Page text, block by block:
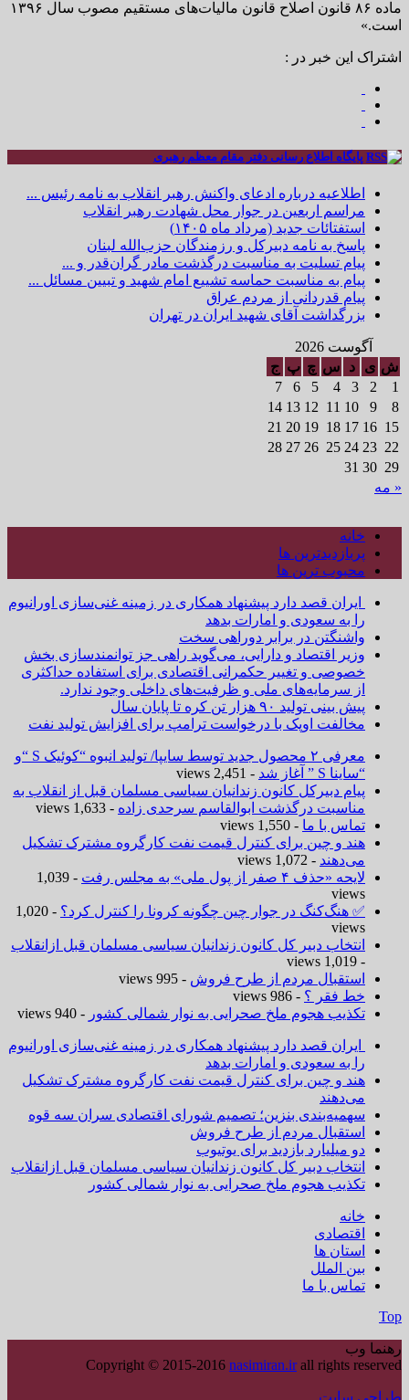
ماده ۸۶ قانون اصلاح قانون مالیات‌های مستقیم مصوب سال ۱۳۹۶
است.»
اشتراک این خبر در :
پایگاه اطلاع رسانی دفتر مقام معظم رهبری
اطلاعیه درباره ادعای واکنش رهبر انقلاب به نامه رئیس ...
مراسم اربعین در جوار محل شهادت رهبر انقلاب
استفتائات جدید (مرداد ماه ۱۴۰۵)
پاسخ به نامه دبیرکل و رزمندگان حزب‌الله لبنان
پیام تسلیت به مناسبت درگذشت مادر گران‌قدر و ...
پیام به مناسبت حماسه تشییع امام شهید و تبیین مسائل ...
پیام قدردانی از مردم عراق
بزرگداشت آقای شهید ایران در تهران
آگوست 2026
ش ی د س چ پ ج
1
2
3
4
5
6
7
8
9
10
11
12
13
14
15
16
17
18
19
20
21
22
23
24
25
26
27
28
29
30
31
« مه
خانه
پربازدیدترین ها
محبوب ترین ها
ایران قصد دارد پیشنهاد همکاری در زمینه غنی‌سازی اورانیوم
را به سعودی و امارات بدهد
واشنگتن در برابر دوراهی سخت
وزیر اقتصاد و دارایی، می‌گوید راهی جز توانمندسازی بخش
خصوصی و تغییر حکمرانی اقتصادی برای استفاده حداکثری
از سرمایه‌های ملی و ظرفیت‌های داخلی وجود ندارد.
پیش بینی تولید ۹۰ هزار تن کره تا پایان سال
مخالفت اوپک با درخواست ترامپ برای افزایش تولید نفت
معرفی ۲ محصول جدید توسط سایپا/ تولید انبوه “کوئیک S “و
“ساینا S ” آغاز شد
- 2,451 views
پیام دبیرکل کانون زندانیان سیاسی مسلمان قبل از انقلاب به
مناسبت درگذشت ابوالقاسم سرحدی زاده - 1,633 views
تماس با ما - 1,550 views
هند و چین برای کنترل قیمت نفت کارگروه مشترک تشکیل
می‌دهند - 1,072 views
لایحه «حذف ۴ صفر از پول ملی» به مجلس رفت
- 1,039
views
✅ هنگ‌کنگ در جوار چین چگونه کرونا را کنترل کرد؟
- 1,020
views
انتخاب دبیر کل کانون زندانیان سیاسی مسلمان قبل ازانقلاب
- 1,019 views
استقبال مردم از طرح فروش - 995 views
خط فقر ؟ - 986 views
تکذیب هجوم ملخ صحرایی به نوار شمالی کشور - 940 views
ایران قصد دارد پیشنهاد همکاری در زمینه غنی‌سازی اورانیوم
را به سعودی و امارات بدهد
هند و چین برای کنترل قیمت نفت کارگروه مشترک تشکیل
می‌دهند
سهمیه‌بندی بنزین؛ تصمیم شورای اقتصادی سران سه قوه
استقبال مردم از طرح فروش
دو میلیارد بازدید برای یوتیوب
انتخاب دبیر کل کانون زندانیان سیاسی مسلمان قبل ازانقلاب
تکذیب هجوم ملخ صحرایی به نوار شمالی کشور
خانه
اقتصادی
استان ها
بین الملل
تماس با ما
Top
رهنما وب
Copyright © 2015-2016 nasimiran.irall rights reserved
طراحی سایت